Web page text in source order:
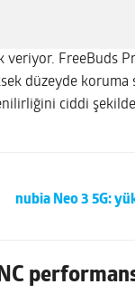
veriyor. FreeBuds
düzeyde koruma
ciddi
nubia Neo 3 5G: